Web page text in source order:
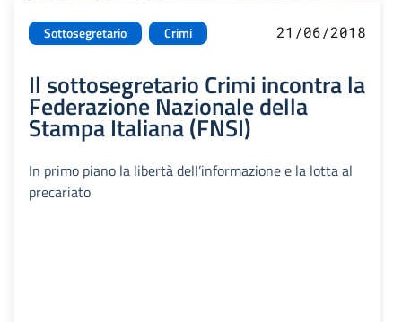
Sottosegretario Crimi 21/06/2018
Il sottosegretario Crimi incontra la
Federazione Nazionale della
Stampa Italiana (FNSI)
In primo piano la libertà dell’informazione e la lotta al
precariato